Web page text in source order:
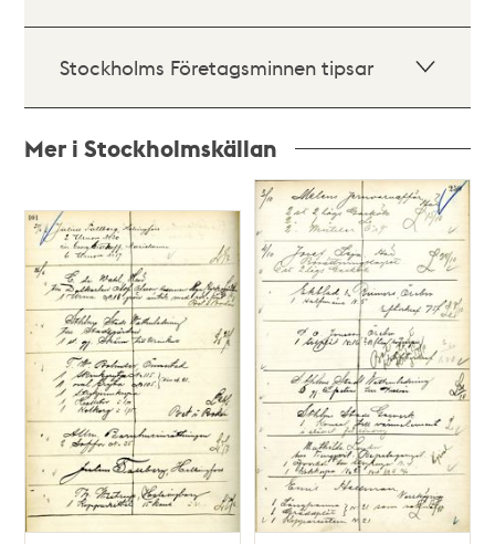
Stockholms Företagsminnen tipsar
Mer i Stockholmskällan
poster
och
teman